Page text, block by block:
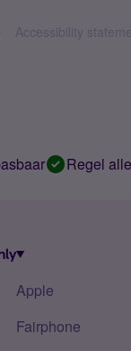
Accessibility
Regel
Apple
Fairphone